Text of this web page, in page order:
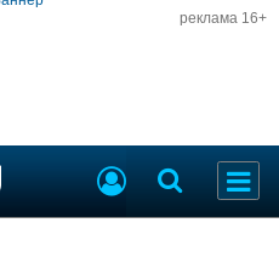
реклама 16+